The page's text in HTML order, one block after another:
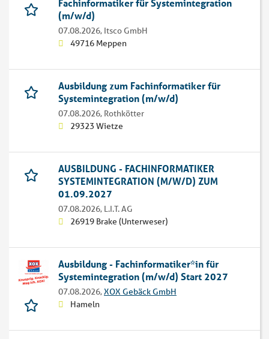
(m/w/d)
07.08.2026, Itsco GmbH
49716 Meppen
Ausbildung zum Fachinformatiker für
Systemintegration (m/w/d)
07.08.2026, Rothkötter
29323 Wietze
AUSBILDUNG - FACHINFORMATIKER
SYSTEMINTEGRATION (M/W/D) ZUM
01.09.2027
07.08.2026, L.I.T. AG
26919 Brake (Unterweser)
Ausbildung - Fachinformatiker*in für
Systemintegration (m/w/d) Start 2027
07.08.2026,XOX Gebäck GmbH
Hameln